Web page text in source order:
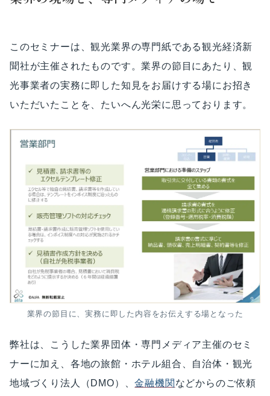
このセミナーは、観光業界の専門紙である観光経済新
聞社が主催されたものです。業界の節目にあたり、観
光事業者の実務に即した知見をお届けする場にお招き
いただいたことを、たいへん光栄に思っております。
業界の節目に、実務に即した内容をお伝えする場となった
弊社は、こうした業界団体・専門メディア主催のセミ
ナーに加え、各地の旅館・ホテル組合、自治体・観光
地域づくり法人（DMO）、金融機関 などからのご依頼